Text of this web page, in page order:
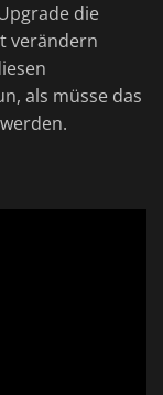
die
verändern
als müsse das